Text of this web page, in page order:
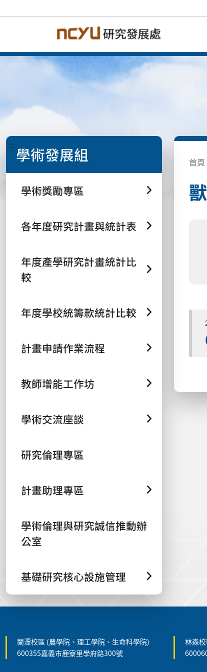
::: 學術發展組
學術獎勵專區
各年度研究計畫與統計表
年度產學研究計畫統計比
較
年度學校統籌款統計比較
計畫申請作業流程
教師增能工作坊
學術交流座談
研究倫理專區
計畫助理專區
學術倫理與研究誠信推動辦
公室
基礎研究核心設施管理
首頁
蘭潭校區 (農學院、理工學院、生命科學院)
600355嘉義市鹿寮里學府路300號
林森